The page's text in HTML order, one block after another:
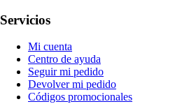
Servicios
Mi cuenta
Centro de ayuda
Seguir mi pedido
Devolver mi pedido
Códigos promocionales